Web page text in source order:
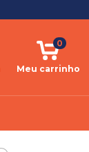
Meu carrinho
0